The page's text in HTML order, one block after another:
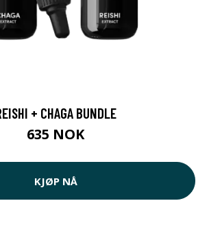
+ CHAGA BUNDLE
635 NOK
KJØP NÅ